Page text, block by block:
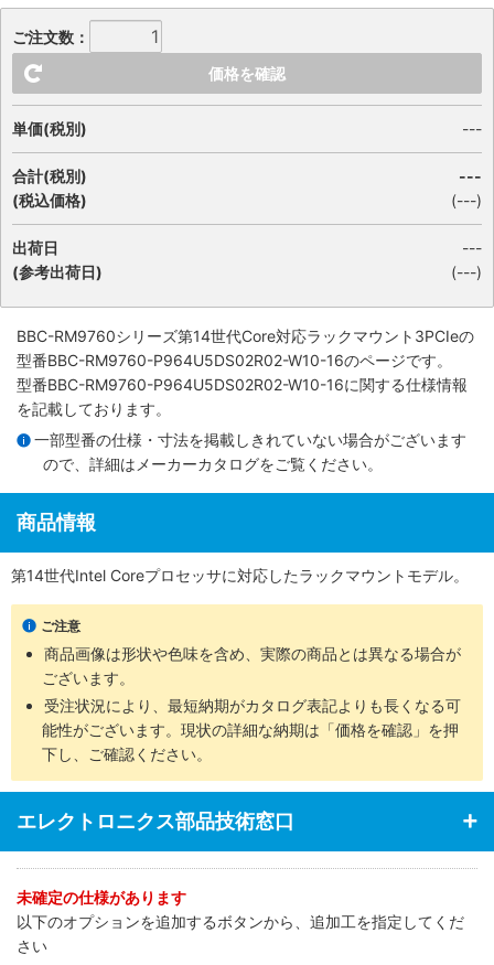
ご注文数：
価格を確認
単価(税別) ---
合計(税別)
(税込価格)
---
(---)
出荷日
(参考出荷日)
---
(---)
BBC-RM9760シリーズ第14世代Core対応ラックマウント3PCIeの
型番BBC-RM9760-P964U5DS02R02-W10-16のページです。
型番BBC-RM9760-P964U5DS02R02-W10-16に関する仕様情報
を記載しております。
一部型番の仕様・寸法を掲載しきれていない場合がございます
ので、詳細は メーカーカタログをご覧ください。
商品情報
第14世代Intel Coreプロセッサに対応したラックマウントモデル。
ご注意
商品画像は形状や色味を含め、実際の商品とは異なる場合が
ございます。
受注状況により、最短納期がカタログ表記よりも長くなる可
能性がございます。現状の詳細な納期は「価格を確認」を押
下し、ご確認ください。
エレクトロニクス部品技術窓口
未確定の仕様があります
以下のオプションを追加するボタンから、追加工を指定してくだ
さい